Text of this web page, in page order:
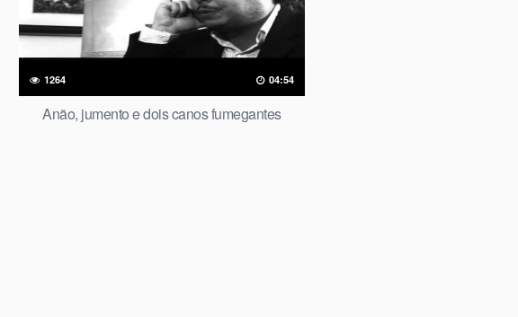
1264 04:54
Anão, jumento e dois canos fumegantes